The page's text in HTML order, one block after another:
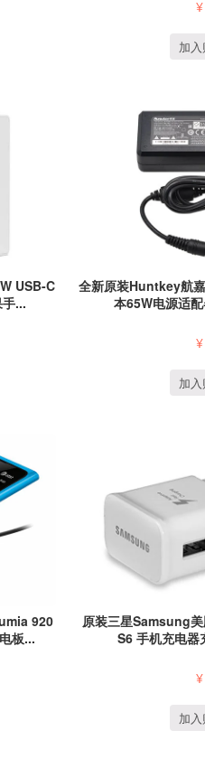
¥
加
USB-C
...
全新原装Huntkey航
本65W电源适
¥
加
920
板...
原装三星Samsung
S6 手机充电器
¥
加